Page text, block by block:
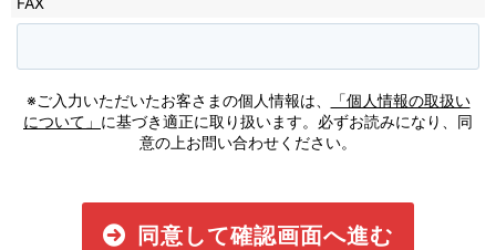
※ご入力いただいたお客さまの個人情報は、
「個人情報の取扱い
について」 に基づき適正に取り扱います。必ずお読みになり、同
意の上お問い合わせください。
同意して確認画面へ進む